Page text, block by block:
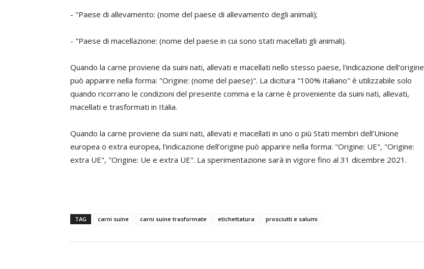
- "Paese di allevamento: (nome del paese di allevamento degli animali);
- "Paese di macellazione: (nome del paese in cui sono stati macellati gli animali).
Quando la carne proviene da suini nati, allevati e macellati nello stesso paese, l'indicazione dell'origine
può apparire nella forma: "Origine: (nome del paese)". La dicitura "100% italiano" è utilizzabile solo
quando ricorrano le condizioni del presente comma e la carne è proveniente da suini nati, allevati,
macellati e trasformati in Italia.
Quando la carne proviene da suini nati, allevati e macellati in uno o più Stati membri dell'Unione
europea o extra europea, l'indicazione dell'origine può apparire nella forma: "Origine: UE", "Origine:
extra UE", "Origine: Ue e extra UE". La sperimentazione sarà in vigore fino al 31 dicembre 2021.
TAG carni suine carni suine trasformate etichettatura prosciutti e salumi